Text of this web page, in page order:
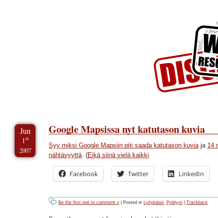
Jun
1st
2007
Google Mapsissa nyt katutason kuvia
Syy miksi Google Mapsiin piti saada katutason kuvia ja 14
nähtävyyttä . (Eikä siinä vielä kaikki
Facebook Twitter LinkedIn
Be the first one to comment » | Posted in Lyhykäisii, Pyldyyri Trackback